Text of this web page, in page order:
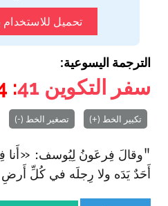
تحميل للاستخدام
الترجمة اليسوعية:
سفر التكوين 41
: 44
تكبير الخط (+) تصغير الخط (-)
"وقالَ فِرعَونُ لِيُوسف: «أَنا
أَحَدٌ يَدَه ولا رِجلَه في كُلِّ أَرضِ